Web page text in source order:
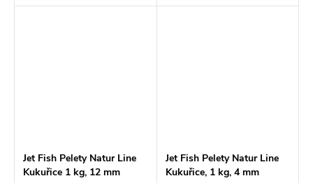
prvotřídních kvalitních
prvotřídních kvalitních
Jet Fish Pelety Natur Line
Kukuřice 1 kg, 12 mm
Jet Fish Pelety Natur Line
Kukuřice, 1 kg, 4 mm